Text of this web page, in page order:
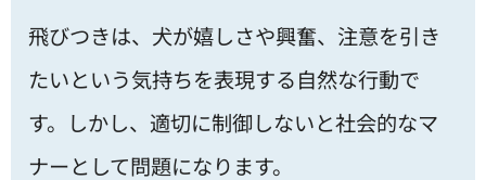
飛びつきは、犬が嬉しさや興奮、注意を引き
たいという気持ちを表現する自然な行動で
す。しかし、適切に制御しないと社会的なマ
ナーとして問題になります。